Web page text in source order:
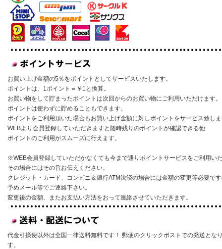
お買い上げ金額の5％をポイントとしてサービスいたします。
ポイントは、1ポイント＝￥1と換算。
お買い物をして貯まったポイントは次回からのお買い物にご利用いただけます。
ポイントは使わずに貯めることもできます。
ポイントをご利用頂いた場合もお買い上げ金額に対しポイントをサービス致し
WEBより会員登録していただきますと随時残りのポイントが確認できる他
ポイントのご利用がスムーズに行えます。
※WEB会員登録していただかなくても今まで通りポイントサービスをご利用い
その場合にはその旨お伝えください。
クレジット・カード、コンビニ＆銀行ATM決済の場合には金額の変更等必要で
予めメール等でご連絡下さい。
変更後の金額、またお支払い方法をおって連絡させていただきます。
代金引換便以外は全国一律送料無料です！ 郵便のクリックポストでの発送とな
す。